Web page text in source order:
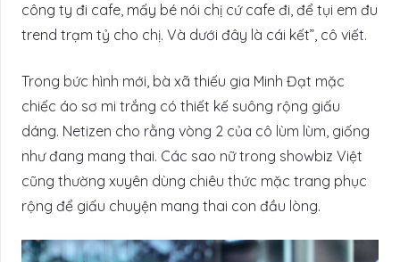
công ty đi cafe, mấy bé nói chị cứ cafe đi, để tụi em đu
trend trạm tỷ cho chị. Và dưới đây là cái kết”, cô viết.
Trong bức hình mới, bà xã thiếu gia Minh Đạt mặc
chiếc áo sơ mi trắng có thiết kế suông rộng giấu
dáng. Netizen cho rằng vòng 2 của cô lùm lùm, giống
như đang mang thai. Các sao nữ trong showbiz Việt
cũng thường xuyên dùng chiêu thức mặc trang phục
rộng để giấu chuyện mang thai con đầu lòng.